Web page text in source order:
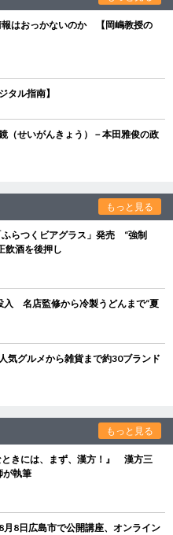
報はおっかないのか 【岡嶋教授の
ル指南】
せいがんきょう）－本田雅俊の政
もっと見る
らつくビアグラス」発売 “強制
飲酒を後押し
入 名店監修から冷製うどんまで“夏
グルメから雑貨まで約30ブランド
もっと見る
ときには、まず、漢方！』 漢方三
が執筆
8日広島市で公開講座、オンライン